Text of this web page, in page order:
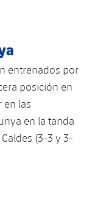
entrenados por
posición en
en las
en la tanda
(3-3 y 3-